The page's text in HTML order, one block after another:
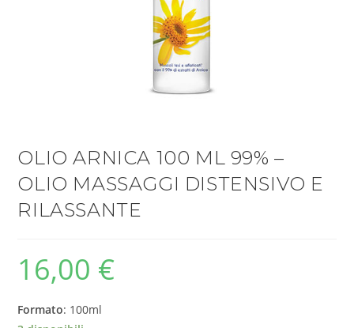
OLIO ARNICA 100 ML 99% –
OLIO MASSAGGI DISTENSIVO E
RILASSANTE
16,00 €
Formato: 100ml